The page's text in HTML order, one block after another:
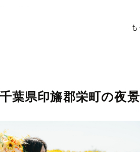
チで思い出を美しく仕上げます
と「こんな写真を撮ってほしかった！
千葉県印旛郡栄町の夜